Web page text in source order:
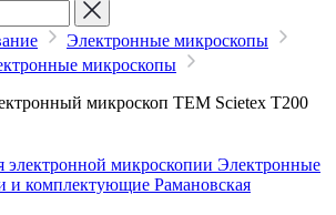
Электронные микроскопы
микроскопы
микроскоп TEM Scietex T200
электронной микроскопии Электронные
и комплектующие Рамановская